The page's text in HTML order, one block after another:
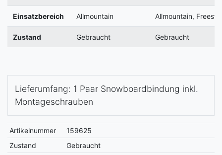
Einsatzbereich Allmountain Allmountain,
Zustand Gebraucht Gebraucht
Lieferumfang: 1 Paar Snowboardbindung inkl.
Montageschrauben
Artikelnummer
159625
Zustand
Gebraucht